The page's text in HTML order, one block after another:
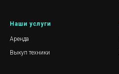
Наши услуги
Аренда
Выкуп техники